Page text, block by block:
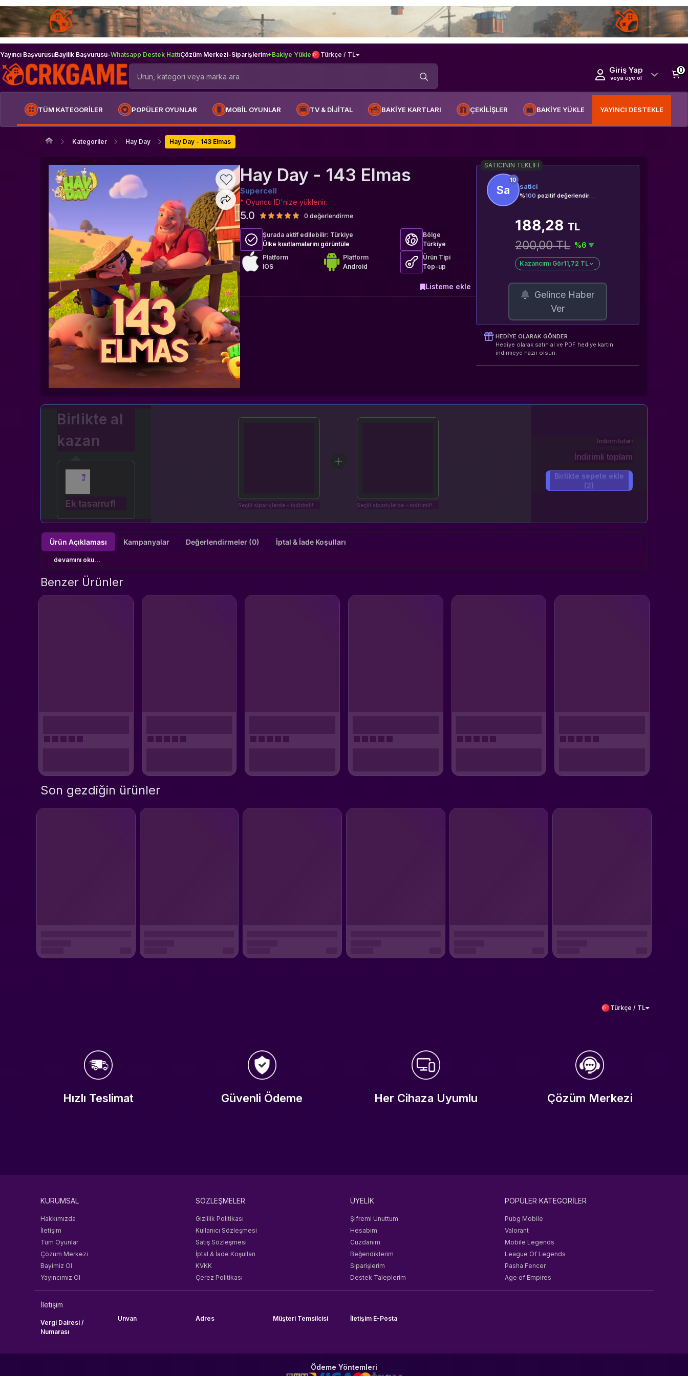
Yayıncı BaşvurusuBayilik Başvurusu-Whatsapp Destek HattıÇözüm Merkezi-Siparişlerim+Bakiye Yükle Türkçe / TL
Giriş Yap
veya üye ol
0
TÜM KATEGORİLER POPÜLER OYUNLAR MOBİL OYUNLAR TV & DİJİTAL BAKİYE KARTLARI ÇEKİLİŞLER BAKİYE YÜKLE YAYINCI DESTEKLE
Kategoriler Hay Day Hay Day - 143 Elmas
Hay Day - 143 Elmas
Supercell
* Oyuncu ID'nize yüklenir.
5.0 0 değerlendirme
Şurada aktif edilebilir: Türkiye
Ülke kısıtlamalarını görüntüle
Bölge
Türkiye
Platform
IOS
Platform
Android
Ürün Tipi
Top-up
Listeme ekle
SATICININ TEKLIFI
10
Sa satici
%100 pozitif değerlendirme
188,28TL
200,00 TL %6
Kazancımı Gör11,72 TL
Gelince Haber
Ver
HEDIYE OLARAK GÖNDER
Hediye olarak satın al ve PDF hediye kartın
indirmeye hazır olsun.
Birlikte al
kazan
Ek tasarruf! Seçili siparişlerde - İndirimli! Seçili siparişlerde - İndirimli!
İndirim tutarı
İndirimli toplam
Birlikte sepete ekle
(2)
Ürün Açıklaması Kampanyalar Değerlendirmeler (0) İptal & İade Koşulları
devamını oku...
Benzer Ürünler
Son gezdiğin ürünler
Türkçe / TL
Hızlı Teslimat Güvenli Ödeme Her Cihaza Uyumlu Çözüm Merkezi
KURUMSAL
Hakkımızda
İletişim
Tüm Oyunlar
Çözüm Merkezi
Bayimiz Ol
Yayıncımız Ol
SÖZLEŞMELER
Gizlilik Politikası
Kullanıcı Sözleşmesi
Satış Sözleşmesi
İptal & İade Koşulları
KVKK
Çerez Politikası
ÜYELİK
Şifremi Unuttum
Hesabım
Cüzdanım
Beğendiklerim
Siparişlerim
Destek Taleplerim
POPÜLER KATEGORİLER
Pubg Mobile
Valorant
Mobile Legends
League Of Legends
Pasha Fencer
Age of Empires
İletişim
Vergi Dairesi /
Numarası
Unvan Adres Müşteri Temsilcisi İletişim E-Posta
Ödeme Yöntemleri